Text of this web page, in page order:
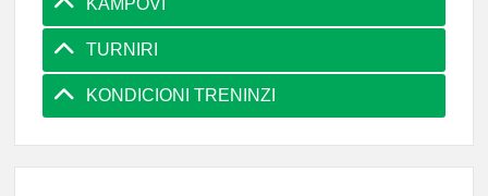
KAMPOVI
TURNIRI
KONDICIONI TRENINZI